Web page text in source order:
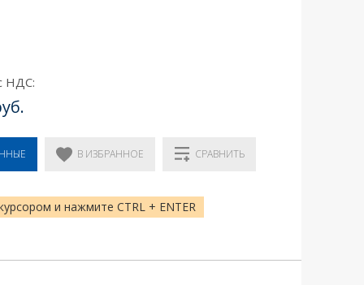
НДС:
В ИЗБРАННОЕ СРАВНИТЬ
и нажмите CTRL + ENTER